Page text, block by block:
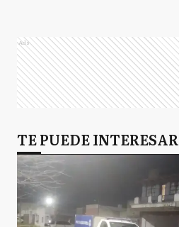
Ads
TE PUEDE INTERESAR